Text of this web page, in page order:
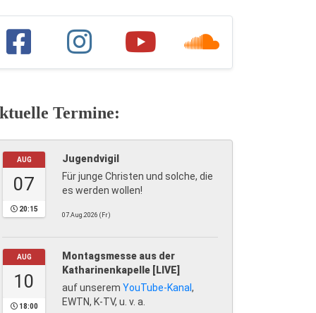
Termine:
AUG
07
20:15
Jugendvigil
Für junge Christen und solche, die
es werden wollen!
07.Aug.2026 (Fr)
AUG
10
18:00
Montagsmesse aus der
Katharinenkapelle [LIVE]
auf unserem YouTube-Kanal ,
EWTN, K-TV, u. v. a.